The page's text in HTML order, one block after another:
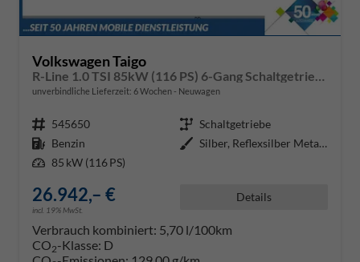
Volkswagen Taigo
unverbindliche Lieferzeit: 6 Wochen Neuwagen
Fahrzeugnr. 545650 Getriebe Schaltgetriebe
Kraftstoff Benzin Außenfarbe
Silber, Reflexsilber Metallic (8
Leistung 85 kW (116 PS)
26.942,– €
incl. 19% MwSt.
Details
Verbrauch kombiniert: 5,70 l/100km
CO2-Klasse: D